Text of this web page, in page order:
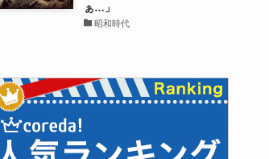
ぁ…」
昭和時代